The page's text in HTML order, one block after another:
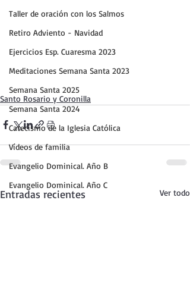
Taller de oración con los Salmos
Retiro Adviento - Navidad
Ejercicios Esp. Cuaresma 2023
Meditaciones Semana Santa 2023
Semana Santa 2025
Semana Santa 2024
Catecismo de la Iglesia Católica
Vídeos de familia
Evangelio Dominical. Año B
Evangelio Dominical. Año C
Santo Rosario y Coronilla
Entradas recientes Ver todo